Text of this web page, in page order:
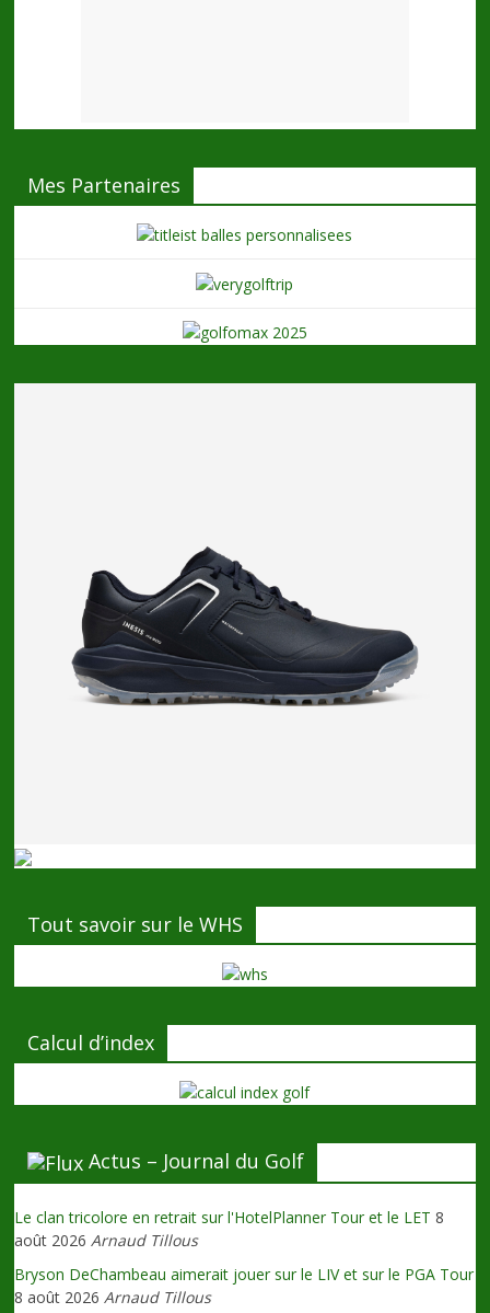
Mes Partenaires
Tout savoir sur le WHS
Calcul d’index
Actus – Journal du Golf
Le clan tricolore en retrait sur l'HotelPlanner Tour et le LET 8
août 2026 Arnaud Tillous
Bryson DeChambeau aimerait jouer sur le LIV et sur le PGA Tour
8 août 2026 Arnaud Tillous